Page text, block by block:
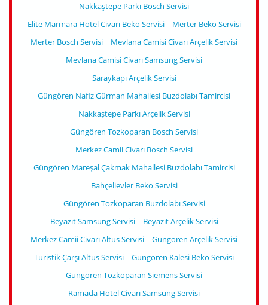
Nakkaştepe Parkı Bosch Servisi
Elite Marmara Hotel Civarı Beko Servisi
Merter Beko Servisi
Merter Bosch Servisi
Mevlana Camisi Civarı Arçelik Servisi
Mevlana Camisi Civarı Samsung Servisi
Saraykapı Arçelik Servisi
Güngören Nafiz Gürman Mahallesi Buzdolabı Tamircisi
Nakkaştepe Parkı Arçelik Servisi
Güngören Tozkoparan Bosch Servisi
Merkez Camii Civarı Bosch Servisi
Güngören Mareşal Çakmak Mahallesi Buzdolabı Tamircisi
Bahçelievler Beko Servisi
Güngören Tozkoparan Buzdolabı Servisi
Beyazıt Samsung Servisi
Beyazıt Arçelik Servisi
Merkez Camii Civarı Altus Servisi
Güngören Arçelik Servisi
Turistik Çarşı Altus Servisi
Güngören Kalesi Beko Servisi
Güngören Tozkoparan Siemens Servisi
Ramada Hotel Civarı Samsung Servisi